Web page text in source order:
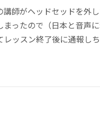
師がヘッドセッドを外
ったので（日本と音声
ッスン終了後に通報し